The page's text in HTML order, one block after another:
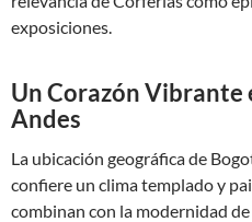
exposiciones.
Un Corazón Vibrante
Andes
La ubicación geográfica de
confiere un clima templado y
combinan con la modernidad